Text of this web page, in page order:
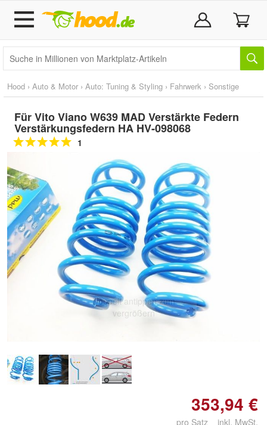
Hood › Auto & Motor › Auto: Tuning & Styling › Fahrwerk › Sonstige
Für Vito Viano W639 MAD Verstärkte Federn
Verstärkungsfedern HA HV-098068
1
Doppelt antippen zum
vergrößern
353,94 €
pro Satz inkl. MwSt.